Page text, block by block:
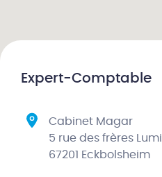
Expert-Comptable
Cabinet Magar
5 rue des frères
67201 Eckbolsheim